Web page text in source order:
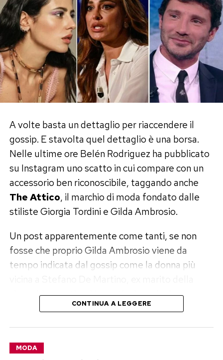
A volte basta un dettaglio per riaccendere il
gossip. E stavolta quel dettaglio è una borsa.
Nelle ultime ore Belén Rodriguez ha pubblicato
su Instagram uno scatto in cui compare con un
accessorio ben riconoscibile, taggando anche
The Attico, il marchio di moda fondato dalle
stiliste Giorgia Tordini e Gilda Ambrosio.
Un post apparentemente come tanti, se non
fosse che proprio Gilda Ambrosio viene da
tempo indicata dal gossip come la donna più
showgirl argentina. Un particolare che ha
inevitabilmente acceso la curiosità dei follower.
scatena
CONTINUA A LEGGERE
MODA